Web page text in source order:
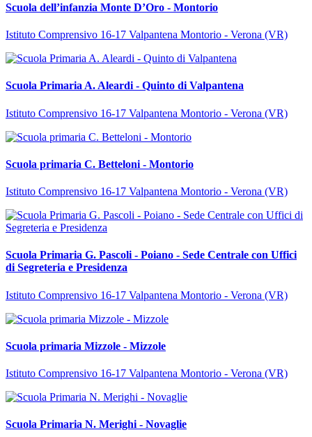
Scuola dell’infanzia Monte D’Oro - Montorio
Istituto Comprensivo 16-17 Valpantena Montorio - Verona (VR)
Scuola Primaria A. Aleardi - Quinto di Valpantena
Istituto Comprensivo 16-17 Valpantena Montorio - Verona (VR)
Scuola primaria C. Betteloni - Montorio
Istituto Comprensivo 16-17 Valpantena Montorio - Verona (VR)
Scuola Primaria G. Pascoli - Poiano - Sede Centrale con Uffici
di Segreteria e Presidenza
Istituto Comprensivo 16-17 Valpantena Montorio - Verona (VR)
Scuola primaria Mizzole - Mizzole
Istituto Comprensivo 16-17 Valpantena Montorio - Verona (VR)
Scuola Primaria N. Merighi - Novaglie